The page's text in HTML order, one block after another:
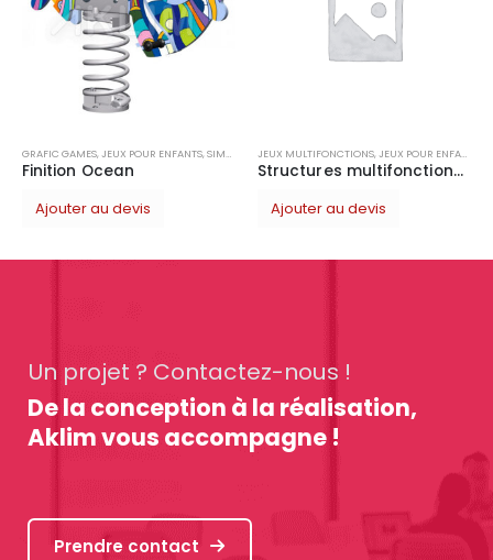
SIMPLE JEUX MULTIFONCTIONS,JEUX POUR ENFANTS
Structures multifonctions 3 tours
Ajouter au devis
GRAFIC GAMES,JEUX POUR ENFANTS
Finition Amazone
Un projet ? Contactez-nous !
De la conception à la réalisation,
Aklim vous accompagne !
Prendre contact